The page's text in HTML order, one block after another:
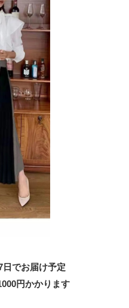
日でお届け予定
円かかります